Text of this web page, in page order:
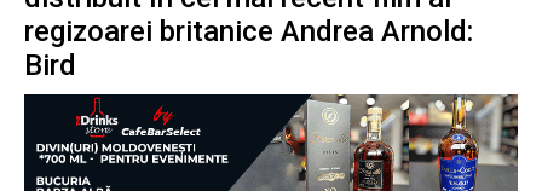
regizoarei britanice Andrea Arnold:
Bird